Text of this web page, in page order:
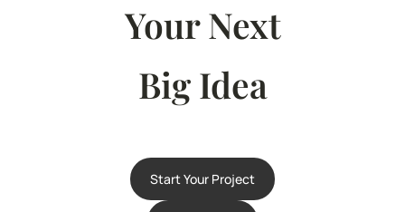
Your Next
Big Idea
Start Your Project